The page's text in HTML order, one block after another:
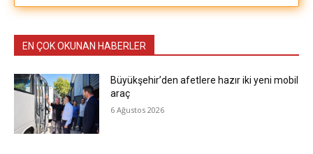
EN ÇOK OKUNAN HABERLER
Büyükşehir’den afetlere hazır iki yeni mobil
araç
6 Ağustos 2026